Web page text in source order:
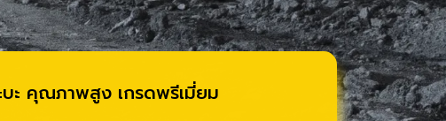
บะ คุณภาพสูง เกรดพรีเมี่ยม